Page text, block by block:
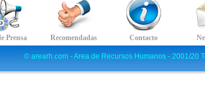
© arearh.com - Area de Recursos Humanos - 2001/20